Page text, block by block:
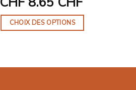
CHOIX DES OPTIONS